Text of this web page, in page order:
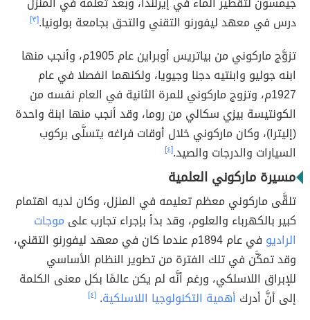
درس في معهد ليفورنو التقني والتحق بجامعة بولونيا.[٣]
تزوَّج ماركوني من بياتريس أوبراين عام 1905م، وأنجب منها
ابنه جوليو وابنتيه دجنا وجيويا، ولكنهما انفصلا في عام
1927م، وتزوج ماركوني للمرة الثانية في العام نفسه من
الكونتيسة بيزي سكالي من روما، وقد أنجب منها ابنة واحدة
(إليترا)، وكان ماركوني خلال أوقات فراغه يتسلَّى بركوب
السيارات والدرجات والصيد.[٤]
مسيرة ماركوني العلمية
تلقَّى ماركوني معظم تعليمه في المنزل، وكان لديه اهتمام
كبير بالكهرباء والعلوم، وقد بدأ بإجراء تجارب على موجات
الراديو
في عام 1894م عندما كان في معهد ليفورنو التقني،
وقد تمكَّن في تلك الفترة من تطوير النظام الأساسي
للإبراق اللاسلكي، ورغم أنَّه لم يكن عالمًا بكل معنى الكلمة
إلى أنَّ أدرك أهمية التكنولوجيا اللاسلكية. [٤]